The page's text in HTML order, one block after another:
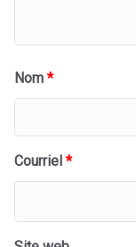
Nom *
Courriel *